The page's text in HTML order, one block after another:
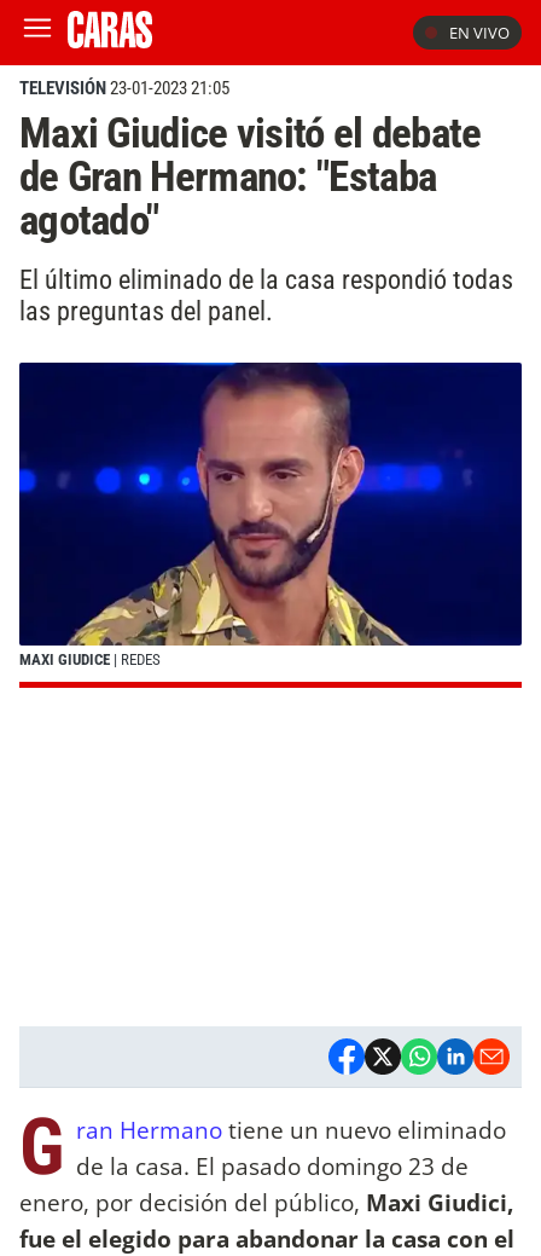
EN VIVO
TELEVISIÓN23-01-2023 21:05
Maxi Giudice visitó el debate
de Gran Hermano: "Estaba
agotado"
El último eliminado de la casa respondió todas
las preguntas del panel.
MAXI GIUDICE | REDES
G ran Hermanotiene un nuevo eliminado
de la casa. El pasado domingo 23 de
enero, por decisión del público, Maxi Giudici,
fue el elegido para abandonar la casa con el